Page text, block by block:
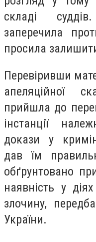
складі
заперечила
просила
Перевіривши
апеляційної
прийшла до
інстанції
докази у
дав їм
обґрунтовано
наявність у
злочину,
України.